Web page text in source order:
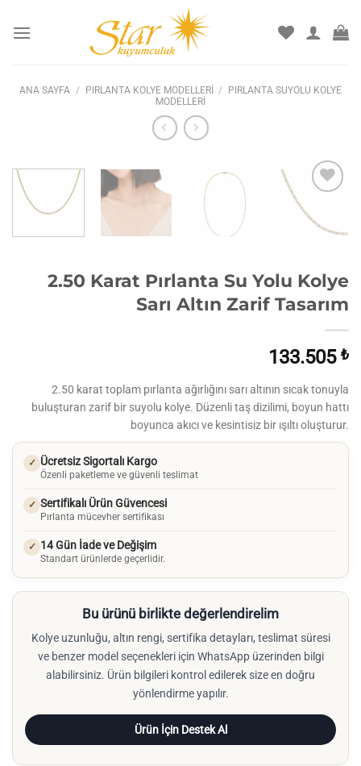
atla
ANA SAYFA / PIRLANTA KOLYE MODELLERI /
PIRLANTA SUYOLU KOLYE
MODELLERI
İstek
2.50 Karat Pırlanta Su Yolu Kolye
Sarı Altın Zarif Tasarım
133.505 ₺
2.50 karat toplam pırlanta ağırlığını sarı altının sıcak tonuyla
buluşturan zarif bir suyolu kolye. Düzenli taş dizilimi, boyun hattı
boyunca akıcı ve kesintisiz bir ışıltı oluşturur.
✓ Ücretsiz Sigortalı Kargo
Özenli paketleme ve güvenli teslimat
✓ Sertifikalı Ürün Güvencesi
Pırlanta mücevher sertifikası
✓ 14 Gün İade ve Değişim
Standart ürünlerde geçerlidir.
Bu ürünü birlikte değerlendirelim
Kolye uzunluğu, altın rengi, sertifika detayları, teslimat süresi
ve benzer model seçenekleri için WhatsApp üzerinden bilgi
alabilirsiniz. Ürün bilgileri kontrol edilerek size en doğru
yönlendirme yapılır.
Ürün İçin Destek Al